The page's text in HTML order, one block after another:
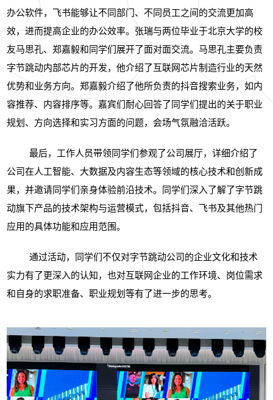
办公软件，飞书能够让不同部门、不同员工之间的交流更加高
效，进而提高企业的办公效率。张瑞与两位毕业于北京大学的校
友马思孔、郑嘉毅和同学们展开了面对面交流。马思孔主要负责
字节跳动内部芯片的开发，他介绍了互联网芯片制造行业的天然
优势和业务方向。郑嘉毅介绍了他所负责的抖音搜索业务，如内
容推荐、内容排序等。嘉宾们耐心回答了同学们提出的关于职业
规划、方向选择和实习方面的问题，会场气氛融洽活跃。
最后，工作人员带领同学们参观了公司展厅，详细介绍了
公司在人工智能、大数据及内容生态等领域的核心技术和创新成
果，并邀请同学们亲身体验前沿技术。同学们深入了解了字节跳
动旗下产品的技术架构与运营模式，包括抖音、飞书及其他热门
应用的具体功能和应用范围。
通过活动，同学们不仅对字节跳动公司的企业文化和技术
实力有了更深入的认知，也对互联网企业的工作环境、岗位需求
和自身的求职准备、职业规划等有了进一步的思考。